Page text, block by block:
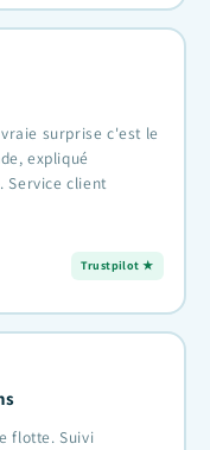
surprise c'est le
expliqué
Service client
Trustpilot ★
flotte. Suivi